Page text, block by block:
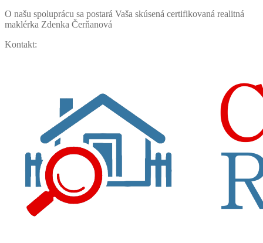
O našu spoluprácu sa postará Vaša skúsená certifikovaná realitná
maklérka Zdenka Čerňanová
Kontakt: